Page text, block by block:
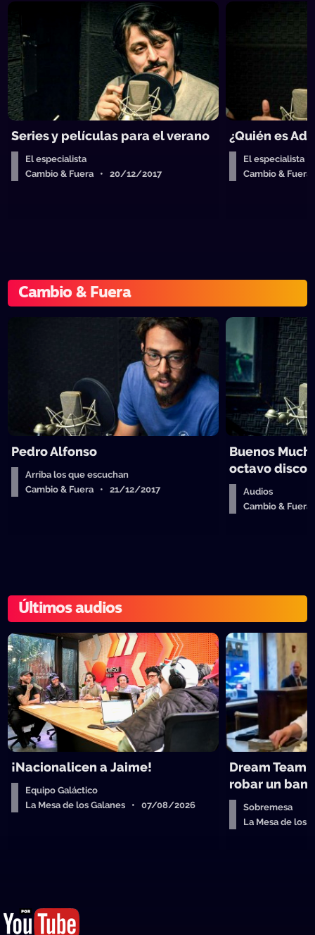
Series y películas para el verano
El especialista
Cambio & Fuera • 20/12/2017
¿Quién es
El especialista
Cambio &
Cambio & Fuera
Pedro Alfonso
Arriba los que escuchan
Cambio & Fuera • 21/12/2017
Buenos
octavo disco
Audios
Cambio &
Últimos audios
¡Nacionalicen a Jaime!
Equipo Galáctico
La Mesa de los Galanes • 07/08/2026
Dream Team
robar un
Sobremesa
La Mesa de